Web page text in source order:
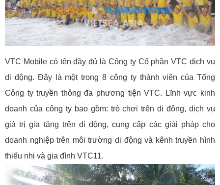
VTC Mobile có tên đầy đủ là Công ty Cổ phần VTC dịch vụ
di động. Đây là một trong 8 công ty thành viên của Tổng
Công ty truyền thông đa phương tiện VTC. Lĩnh vực kinh
doanh của công ty bao gồm: trò chơi trên di động, dịch vụ
giá trị gia tăng trên di động, cung cấp các giải pháp cho
doanh nghiệp trên môi trường di động và kênh truyền hình
thiếu nhi và gia đình VTC11.